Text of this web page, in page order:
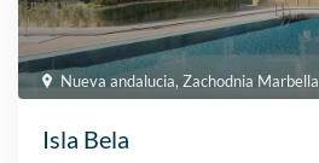
Nueva andalucia,Zachodnia Marbella
Isla Bela